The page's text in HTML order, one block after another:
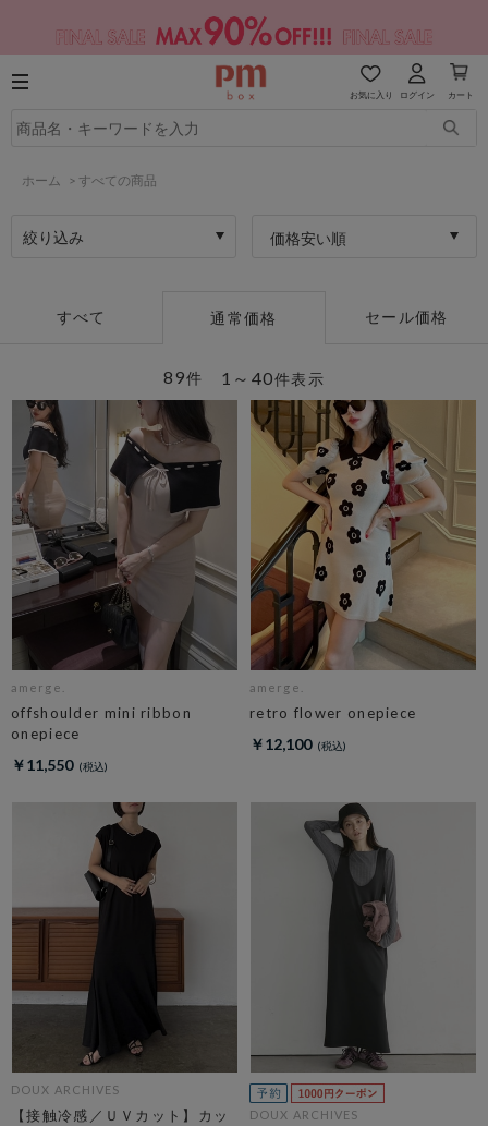
お気に入り ログイン カート
ホーム > すべての商品
絞り込み 価格安い順
すべて 通常価格 セール価格
1～40件表示
89件
amerge.
offshoulder mini ribbon
onepiece
￥11,550
amerge.
retro flower onepiece
￥12,100
DOUX ARCHIVES
【接触冷感／ＵＶカット】カッ
DOUX ARCHIVES